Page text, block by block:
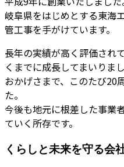
岐阜県をはじめとする東海
管工事を手がけています。
長年の実績が高く評価され
くまでに成長してまいりまし
おかげさまで、このたび20
た。
今後も地元に根差した事業
ていく所存です。
くらしと未来を守る会